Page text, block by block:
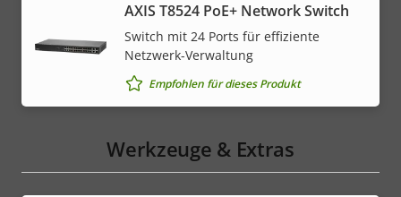
AXIS T8524 PoE+ Network Switch
Switch mit 24 Ports für effiziente
Netzwerk-Verwaltung
Empfohlen für dieses Produkt
Werkzeuge & Extras